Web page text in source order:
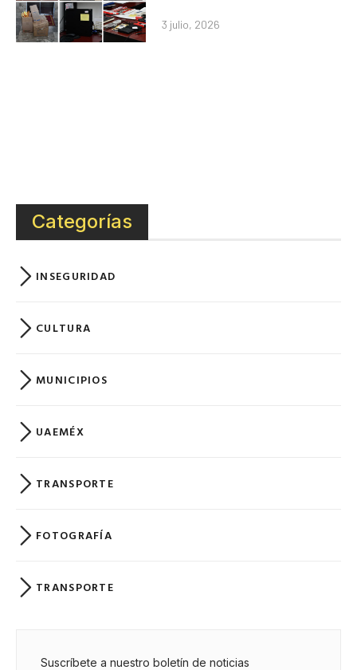
3 julio, 2026
Categorías
INSEGURIDAD
CULTURA
MUNICIPIOS
UAEMÉX
TRANSPORTE
FOTOGRAFÍA
TRANSPORTE
Suscríbete a nuestro boletín de noticias